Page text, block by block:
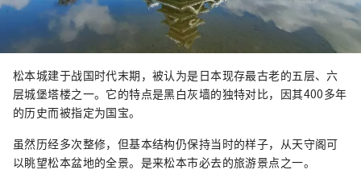
松本城建于战国时代末期，被认为是日本现存最古老的五层、六
层城堡塔楼之一。它的特点是黑白灰墙的独特对比，因其400多年
的历史而被指定为国宝。
虽然历经多次整修，但基本结构仍保持当时的样子，从天守阁可
以眺望松本盆地的全景。是来松本市必去的旅游景点之一。